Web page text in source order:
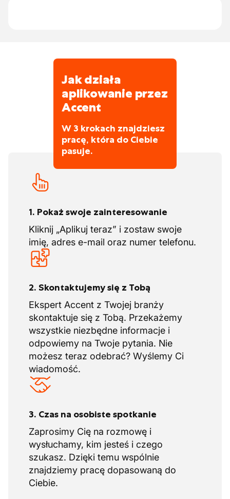
dobre samopoczucie i ciekawe projekty,
które możesz zrealizować wraz ze swoimi
współpracownikami.
Jak działa
aplikowanie przez
Accent
W 3 krokach znajdziesz
pracę, która do Ciebie
pasuje.
1. Pokaż swoje zainteresowanie
Kliknij „Aplikuj teraz” i zostaw swoje
imię, adres e-mail oraz numer telefonu.
2. Skontaktujemy się z Tobą
Ekspert Accent z Twojej branży
skontaktuje się z Tobą. Przekażemy
wszystkie niezbędne informacje i
odpowiemy na Twoje pytania. Nie
możesz teraz odebrać? Wyślemy Ci
wiadomość.
3. Czas na osobiste spotkanie
Zaprosimy Cię na rozmowę i
wysłuchamy, kim jesteś i czego
szukasz. Dzięki temu wspólnie
znajdziemy pracę dopasowaną do
Ciebie.